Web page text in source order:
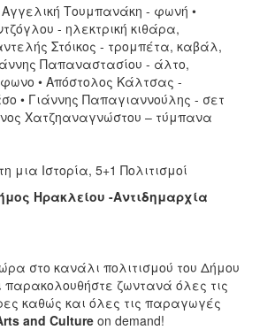
Τουμπανάκη - φωνή •
- ηλεκτρική κιθάρα,
Στόικος - τρομπέτα, καβάλ,
Παπαναστασίου - άλτο,
• Απόστολος Κάλτσας -
• Γιάννης Παπαγιαννούλης - σετ
Χατζηαναγνώστου – τύμπανα
μια Ιστορία, 5+1 Πολιτισμοί
Ηρακλείου -Αντιδημαρχία
στο κανάλι πολιτισμού του Δήμου
παρακολουθήστε ζωντανά όλες τις
καθώς και όλες τις παραγωγές
and Culture on demand!